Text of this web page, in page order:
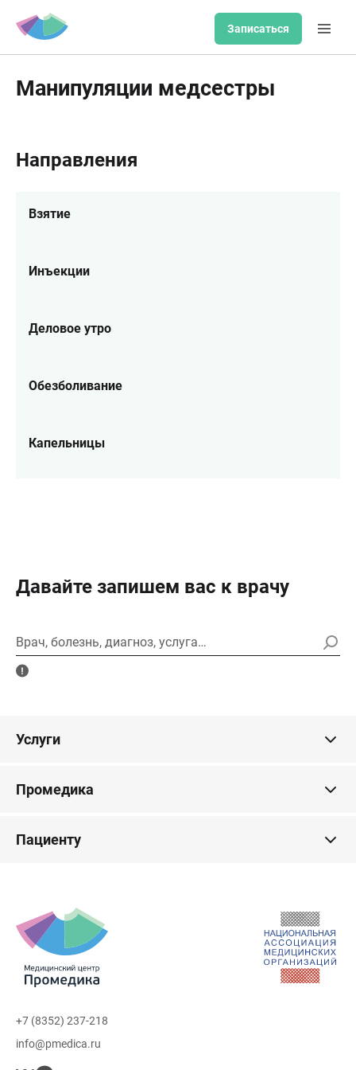
Записаться
Манипуляции медсестры
Направления
Взятие
Инъекции
Деловое утро
Обезболивание
Капельницы
Давайте запишем вас к врачу
Врач, болезнь, диагноз, услуга…
Услуги
Промедика
Пациенту
+7 (8352) 237-218
info@pmedica.ru